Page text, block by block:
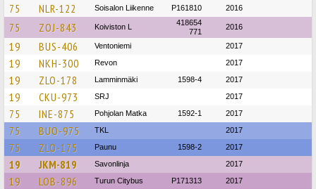
75 NLR-122 Soisalon Liikenne P161810 2016
75 ZOJ-843 Koiviston L
418654
771
2016
19 BUS-406 Ventoniemi 2017
19 NKH-300 Revon 2017
19 ZLO-178 Lamminmäki 1598-4 2017
19 CKU-973 SRJ 2017
75 INE-875 Pohjolan Matka 1592-1 2017
75 BUO-975 TKL 2017
75 ZLO-175 Paunu 1598-2 2017
19 JKM-819 Savonlinja 2017
19 LOB-896 Turun Citybus P171313 2017